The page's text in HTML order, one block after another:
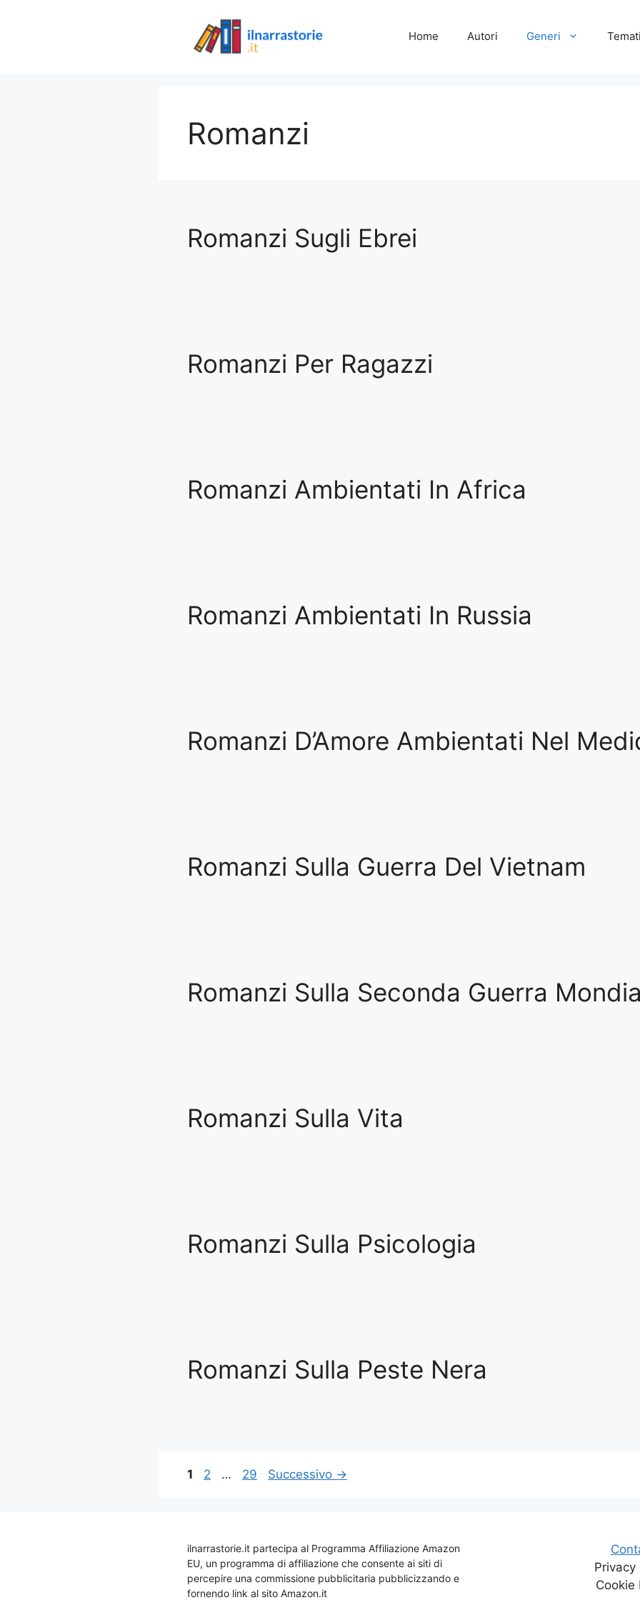
Home Autori Generi
Romanzi
Romanzi Sugli Ebrei
Romanzi Per Ragazzi
Romanzi Ambientati In Africa
Romanzi Ambientati In Russia
Romanzi D’Amore Ambientati Nel
Romanzi Sulla Guerra Del Vietnam
Romanzi Sulla Seconda Guerra
Romanzi Sulla Vita
Romanzi Sulla Psicologia
Romanzi Sulla Peste Nera
Navigazione
Pagina
1 Pagina
2 … Pagina
29 Successivo →
ilnarrastorie.it partecipa al Programma Affiliazione Amazon
EU, un programma di affiliazione che consente ai siti di
percepire una commissione pubblicitaria pubblicizzando e
fornendo link al sito Amazon.it
Privacy
Cookie